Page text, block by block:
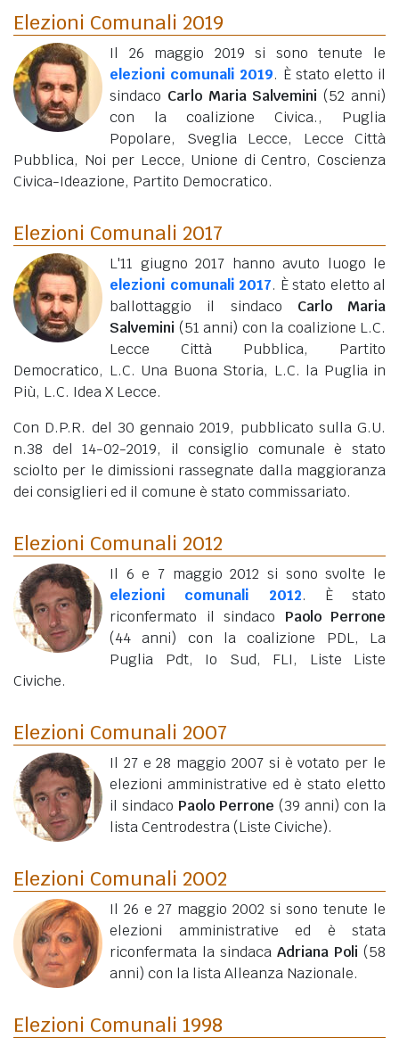
Elezioni Comunali 2019
Il 26 maggio 2019 si sono tenute le
elezioni comunali 2019. È stato eletto il
sindaco Carlo Maria Salvemini (52 anni)
con la coalizione Civica., Puglia
Popolare, Sveglia Lecce, Lecce Città
Pubblica, Noi per Lecce, Unione di Centro, Coscienza
Civica-Ideazione, Partito Democratico.
Elezioni Comunali 2017
L'11 giugno 2017 hanno avuto luogo le
elezioni comunali 2017. È stato eletto al
ballottaggio il sindaco Carlo Maria
Salvemini (51 anni) con la coalizione L.C.
Lecce Città Pubblica, Partito
Democratico, L.C. Una Buona Storia, L.C. la Puglia in
Più, L.C. Idea X Lecce.
Con D.P.R. del 30 gennaio 2019, pubblicato sulla G.U.
n.38 del 14-02-2019, il consiglio comunale è stato
sciolto per le dimissioni rassegnate dalla maggioranza
dei consiglieri ed il comune è stato commissariato.
Elezioni Comunali 2012
Il 6 e 7 maggio 2012 si sono svolte le
elezioni comunali 2012. È stato
riconfermato il sindaco Paolo Perrone
(44 anni) con la coalizione PDL, La
Puglia Pdt, Io Sud, FLI, Liste Liste
Civiche.
Elezioni Comunali 2007
Il 27 e 28 maggio 2007 si è votato per le
elezioni amministrative ed è stato eletto
il sindaco Paolo Perrone (39 anni) con la
lista Centrodestra (Liste Civiche).
Elezioni Comunali 2002
Il 26 e 27 maggio 2002 si sono tenute le
elezioni amministrative ed è stata
riconfermata la sindaca Adriana Poli (58
anni) con la lista Alleanza Nazionale.
Elezioni Comunali 1998